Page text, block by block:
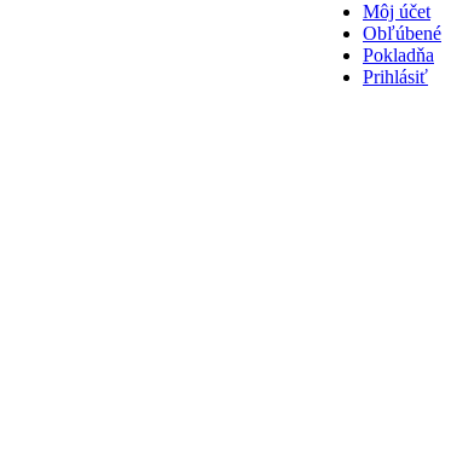
Môj účet
Obľúbené
Pokladňa
Prihlásiť